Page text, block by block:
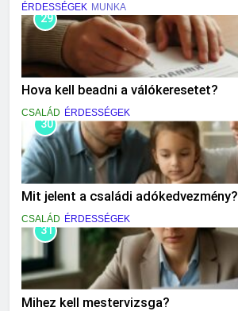
ÉRDESSÉGEK MUNKA
29
Hova kell beadni a válókeresetet?
CSALÁD ÉRDESSÉGEK
30
Mit jelent a családi adókedvezmény?
CSALÁD ÉRDESSÉGEK
31
Mihez kell mestervizsga?